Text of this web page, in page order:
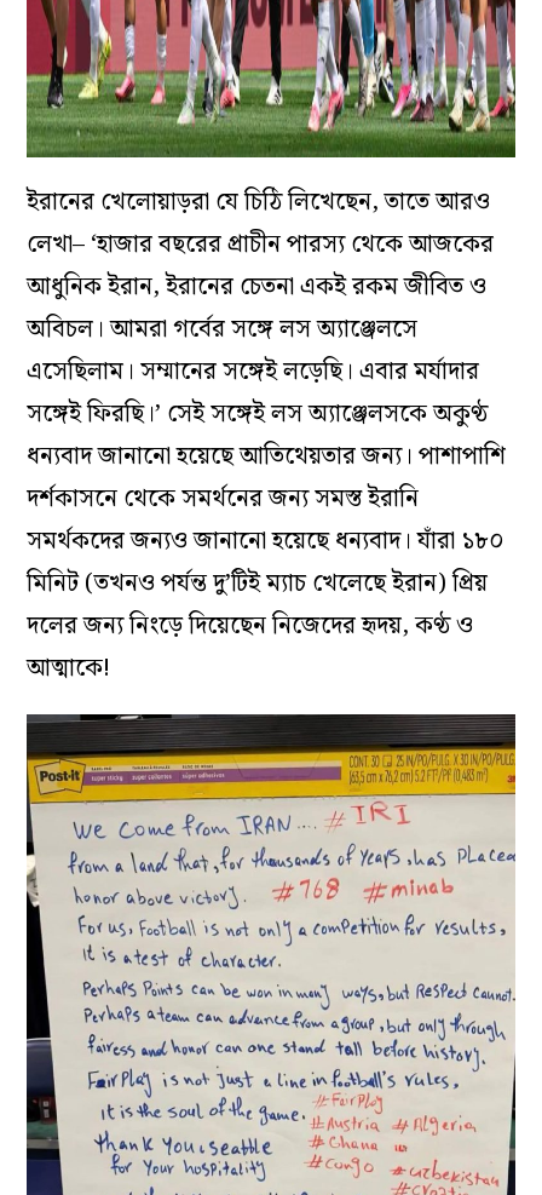
ইরানের খেলোয়াড়রা যে চিঠি ‌লিখেছেন, তাতে আরও
লেখা– ‘হাজার বছরের প্রাচীন পারস্য থেকে আজকের
আধুনিক ইরান, ইরানের চেত‌না একই রকম জীবিত ও
অবিচল। আমরা গর্বের সঙ্গে লস অ্যাঞ্জেলসে
এসেছিলাম। সম্মানের সঙ্গেই লড়েছি। এবার মর্যাদার
সঙ্গেই ফিরছি।’ সেই সঙ্গেই লস অ্যাঞ্জেলসকে অকুণ্ঠ
ধন্যবাদ জানানো হয়েছে আতিথেয়তার জন্য। পাশাপাশি
দর্শকাসনে থেকে সমর্থনের জন্য সমস্ত ইরানি
সমর্থকদের জন্যও জানানো হয়েছে ধন্যবাদ। যাঁরা ১৮০
মিনিট (তখনও পর্যন্ত দু’টিই ম্যাচ খেলেছে ইরান) প্রিয়
দলের জন্য নিংড়ে দিয়েছেন নিজেদের হৃদয়, কণ্ঠ ও
আত্মাকে!